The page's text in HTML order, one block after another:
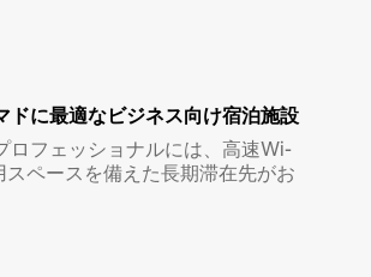
ド⁠に最⁠適⁠なビ⁠ジ⁠ネ⁠ス⁠向⁠け宿⁠泊⁠施⁠設
ロフェッショナルには、高速Wi-
スペースを備えた長期滞在先がお